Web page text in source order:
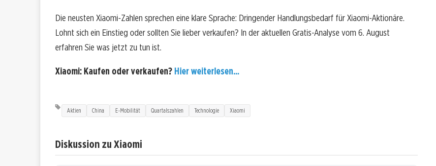
Die neusten Xiaomi-Zahlen sprechen eine klare Sprache: Dringender Handlungsbedarf für Xiaomi-Aktionäre.
Lohnt sich ein Einstieg oder sollten Sie lieber verkaufen? In der aktuellen Gratis-Analyse vom 6. August
erfahren Sie was jetzt zu tun ist.
Xiaomi: Kaufen oder verkaufen? Hier weiterlesen...
Aktien China E-Mobilität Quartalszahlen Technologie Xiaomi
Diskussion zu Xiaomi